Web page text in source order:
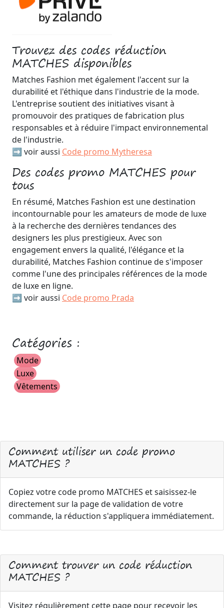
Trouvez des codes réduction
MATCHES disponibles
Matches Fashion met également l'accent sur la
durabilité et l'éthique dans l'industrie de la mode.
L'entreprise soutient des initiatives visant à
promouvoir des pratiques de fabrication plus
responsables et à réduire l'impact environnemental
de l'industrie.
➡️ voir aussi Code promo Mytheresa
Des codes promo MATCHES pour
tous
En résumé, Matches Fashion est une destination
incontournable pour les amateurs de mode de luxe
à la recherche des dernières tendances des
designers les plus prestigieux. Avec son
engagement envers la qualité, l'élégance et la
durabilité, Matches Fashion continue de s'imposer
comme l'une des principales références de la mode
de luxe en ligne.
➡️ voir aussi Code promo Prada
Catégories :
Mode
Luxe
Vêtements
Comment utiliser un code promo
MATCHES ?
Copiez votre code promo MATCHES et saisissez-le
directement sur la page de validation de votre
commande, la réduction s'appliquera immédiatement.
Comment trouver un code réduction
MATCHES ?
Visitez régulièrement cette page pour recevoir les